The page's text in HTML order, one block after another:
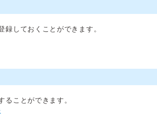
しておくことができます。
ことができます。